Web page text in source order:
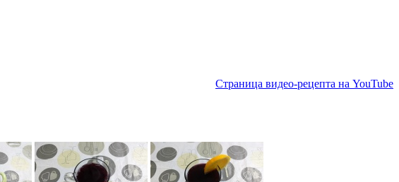
Страница видео-рецепта на YouTube